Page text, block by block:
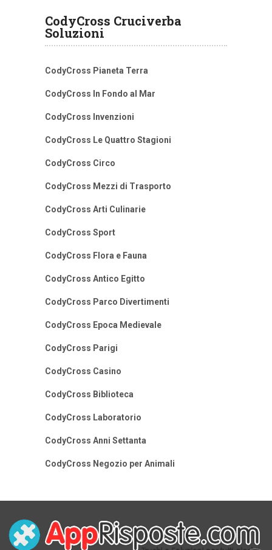
CodyCross Cruciverba
Soluzioni
CodyCross Pianeta Terra
CodyCross In Fondo al Mar
CodyCross Invenzioni
CodyCross Le Quattro Stagioni
CodyCross Circo
CodyCross Mezzi di Trasporto
CodyCross Arti Culinarie
CodyCross Sport
CodyCross Flora e Fauna
CodyCross Antico Egitto
CodyCross Parco Divertimenti
CodyCross Epoca Medievale
CodyCross Parigi
CodyCross Casino
CodyCross Biblioteca
CodyCross Laboratorio
CodyCross Anni Settanta
CodyCross Negozio per Animali